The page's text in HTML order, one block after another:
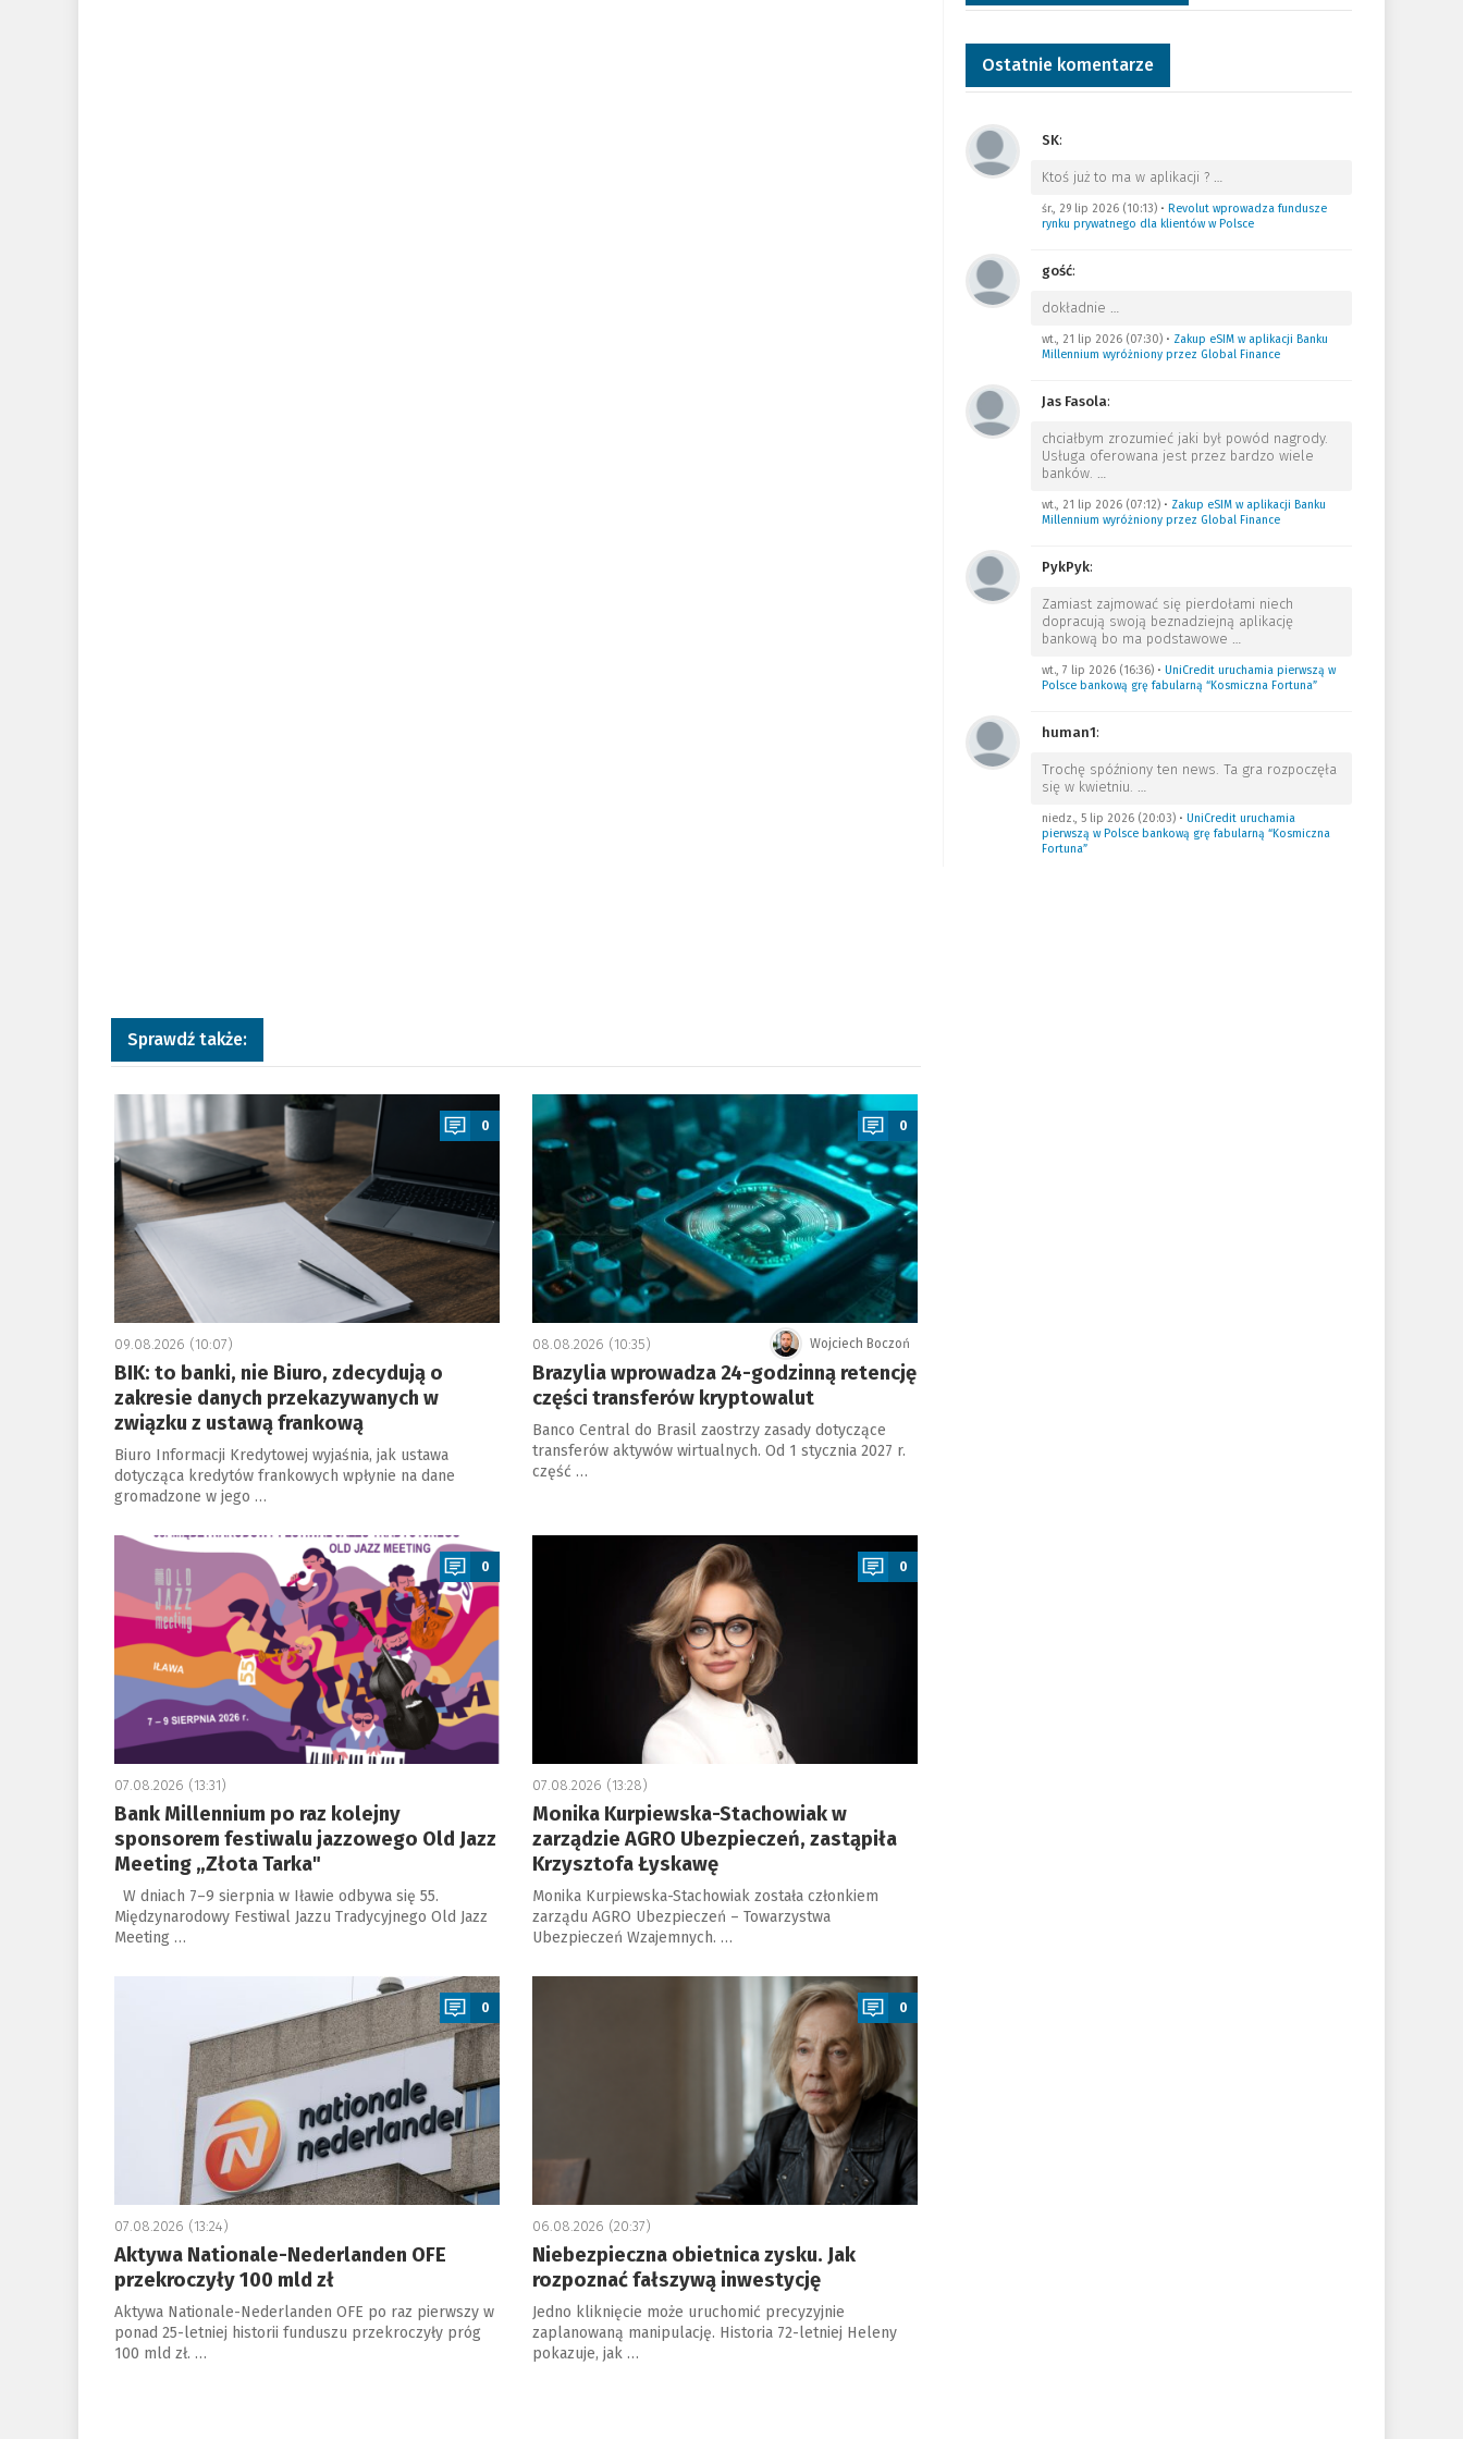
Sprawdź także:
a
0
09.08.2026 (10:07)
BIK: to banki, nie Biuro, zdecydują o
zakresie danych przekazywanych w
związku z ustawą frankową
Biuro Informacji Kredytowej wyjaśnia, jak ustawa
dotycząca kredytów frankowych wpłynie na dane
gromadzone w jego …
a
0
Wojciech Boczoń
08.08.2026 (10:35)
Brazylia wprowadza 24-godzinną retencję
części transferów kryptowalut
Banco Central do Brasil zaostrzy zasady dotyczące
transferów aktywów wirtualnych. Od 1 stycznia 2027 r.
część …
a
0
07.08.2026 (13:31)
Bank Millennium po raz kolejny
sponsorem festiwalu jazzowego Old Jazz
Meeting „Złota Tarka"
W dniach 7–9 sierpnia w Iławie odbywa się 55.
Międzynarodowy Festiwal Jazzu Tradycyjnego Old Jazz
Meeting …
a
0
07.08.2026 (13:28)
Monika Kurpiewska-Stachowiak w
zarządzie AGRO Ubezpieczeń, zastąpiła
Krzysztofa Łyskawę
Monika Kurpiewska-Stachowiak została członkiem
zarządu AGRO Ubezpieczeń – Towarzystwa
Ubezpieczeń Wzajemnych. …
0
07.08.2026 (13:24)
Aktywa Nationale-Nederlanden OFE
przekroczyły 100 mld zł
Aktywa Nationale-Nederlanden OFE po raz pierwszy w
ponad 25-letniej historii funduszu przekroczyły próg
100 mld zł. …
a
0
06.08.2026 (20:37)
Niebezpieczna obietnica zysku. Jak
rozpoznać fałszywą inwestycję
Jedno kliknięcie może uruchomić precyzyjnie
zaplanowaną manipulację. Historia 72-letniej Heleny
pokazuje, jak …
Ostatnie komentarze
SK:
Ktoś już to ma w aplikacji ? …
śr., 29 lip 2026 (10:13)• Revolut wprowadza fundusze
rynku prywatnego dla klientów w Polsce
gość:
dokładnie …
wt., 21 lip 2026 (07:30)• Zakup eSIM w aplikacji Banku
Millennium wyróżniony przez Global Finance
Jas Fasola:
chciałbym zrozumieć jaki był powód nagrody.
Usługa oferowana jest przez bardzo wiele
banków. …
wt., 21 lip 2026 (07:12)• Zakup eSIM w aplikacji Banku
Millennium wyróżniony przez Global Finance
PykPyk:
Zamiast zajmować się pierdołami niech
dopracują swoją beznadziejną aplikację
bankową bo ma podstawowe …
wt., 7 lip 2026 (16:36)• UniCredit uruchamia pierwszą w
Polsce bankową grę fabularną “Kosmiczna Fortuna”
human1:
Trochę spóźniony ten news. Ta gra rozpoczęła
się w kwietniu. …
niedz., 5 lip 2026 (20:03)• UniCredit uruchamia
pierwszą w Polsce bankową grę fabularną “Kosmiczna
Fortuna”